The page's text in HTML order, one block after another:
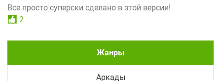
Все просто суперски сделано в этой версии!
2
Жанры
Аркады